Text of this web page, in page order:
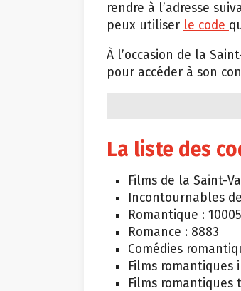
rendre à l’adresse
peux utiliser le code
À l’occasion de la
pour accéder à son
La liste des
Films de la Saint-
Incontournables
Romantique :
Romance : 8883
Comédies
Films romantiques
Films romantiques